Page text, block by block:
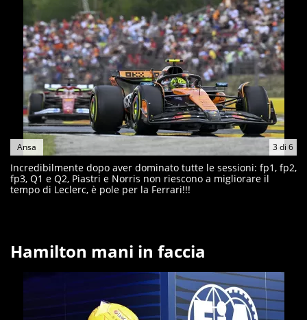
3di 6
Ansa
Incredibilmente dopo aver dominato tutte le sessioni: fp1, fp2,
fp3, Q1 e Q2, Piastri e Norris non riescono a migliorare il
tempo di Leclerc, è pole per la Ferrari!!!
Hamilton mani in faccia